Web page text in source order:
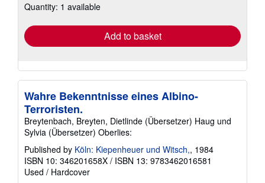
shipping
Quantity: 1 available
Add to basket
Wahre Bekenntnisse eines Albino-
Terroristen.
Breytenbach, Breyten, Dietlinde (Übersetzer) Haug und
Sylvia (Übersetzer) Oberlies:
Published by Köln: Kiepenheuer und Witsch,, 1984
ISBN 10: 346201658X / ISBN 13: 9783462016581
Used / Hardcover